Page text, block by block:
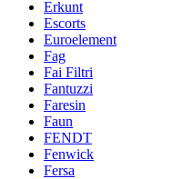
Erkunt
Escorts
Euroelement
Fag
Fai Filtri
Fantuzzi
Faresin
Faun
FENDT
Fenwick
Fersa